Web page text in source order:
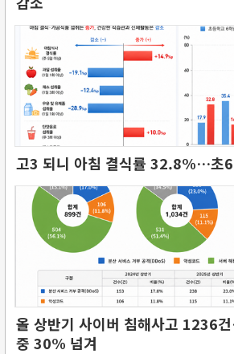
고3 되니 아침 결식률 32.8%…초
올 상반기 사이버 침해사고 1236
중 30% 넘겨